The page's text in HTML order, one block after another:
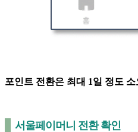
포인트 전환은 최대 1일 정도 소
서울페이머니 전환 확인